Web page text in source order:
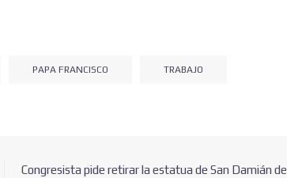
PAPA FRANCISCO TRABAJO
Congresista pide retirar la estatua de San Damián de